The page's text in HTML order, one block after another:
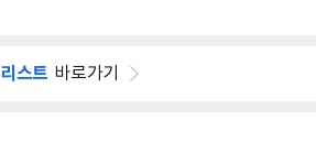
리스트 바로가기